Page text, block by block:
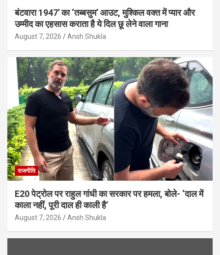
बंटवारा 1947′ का ‘तब्बसुम’ आउट, मुश्किल वक्त में प्यार और
उम्मीद का एहसास कराता है ये दिल छू लेने वाला गाना
August 7, 2026 Ansh Shukla
राजनीति
E20 पेट्रोल पर राहुल गांधी का सरकार पर हमला, बोले- ‘दाल में
काला नहीं, पूरी दाल ही काली है’
August 7, 2026 Ansh Shukla